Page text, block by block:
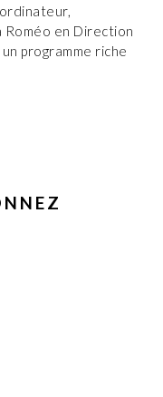
en Direction
programme riche